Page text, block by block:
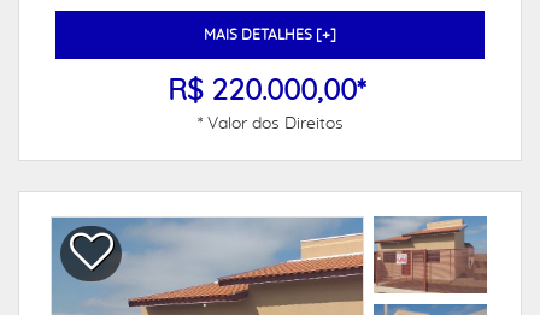
MAIS DETALHES [+]
R$ 220.000,00*
* Valor dos Direitos